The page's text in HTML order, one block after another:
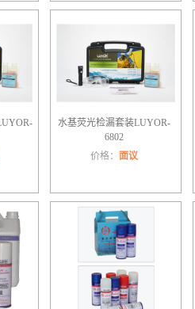
水基荧光检漏套装LUYOR-
6802
价格： 面议